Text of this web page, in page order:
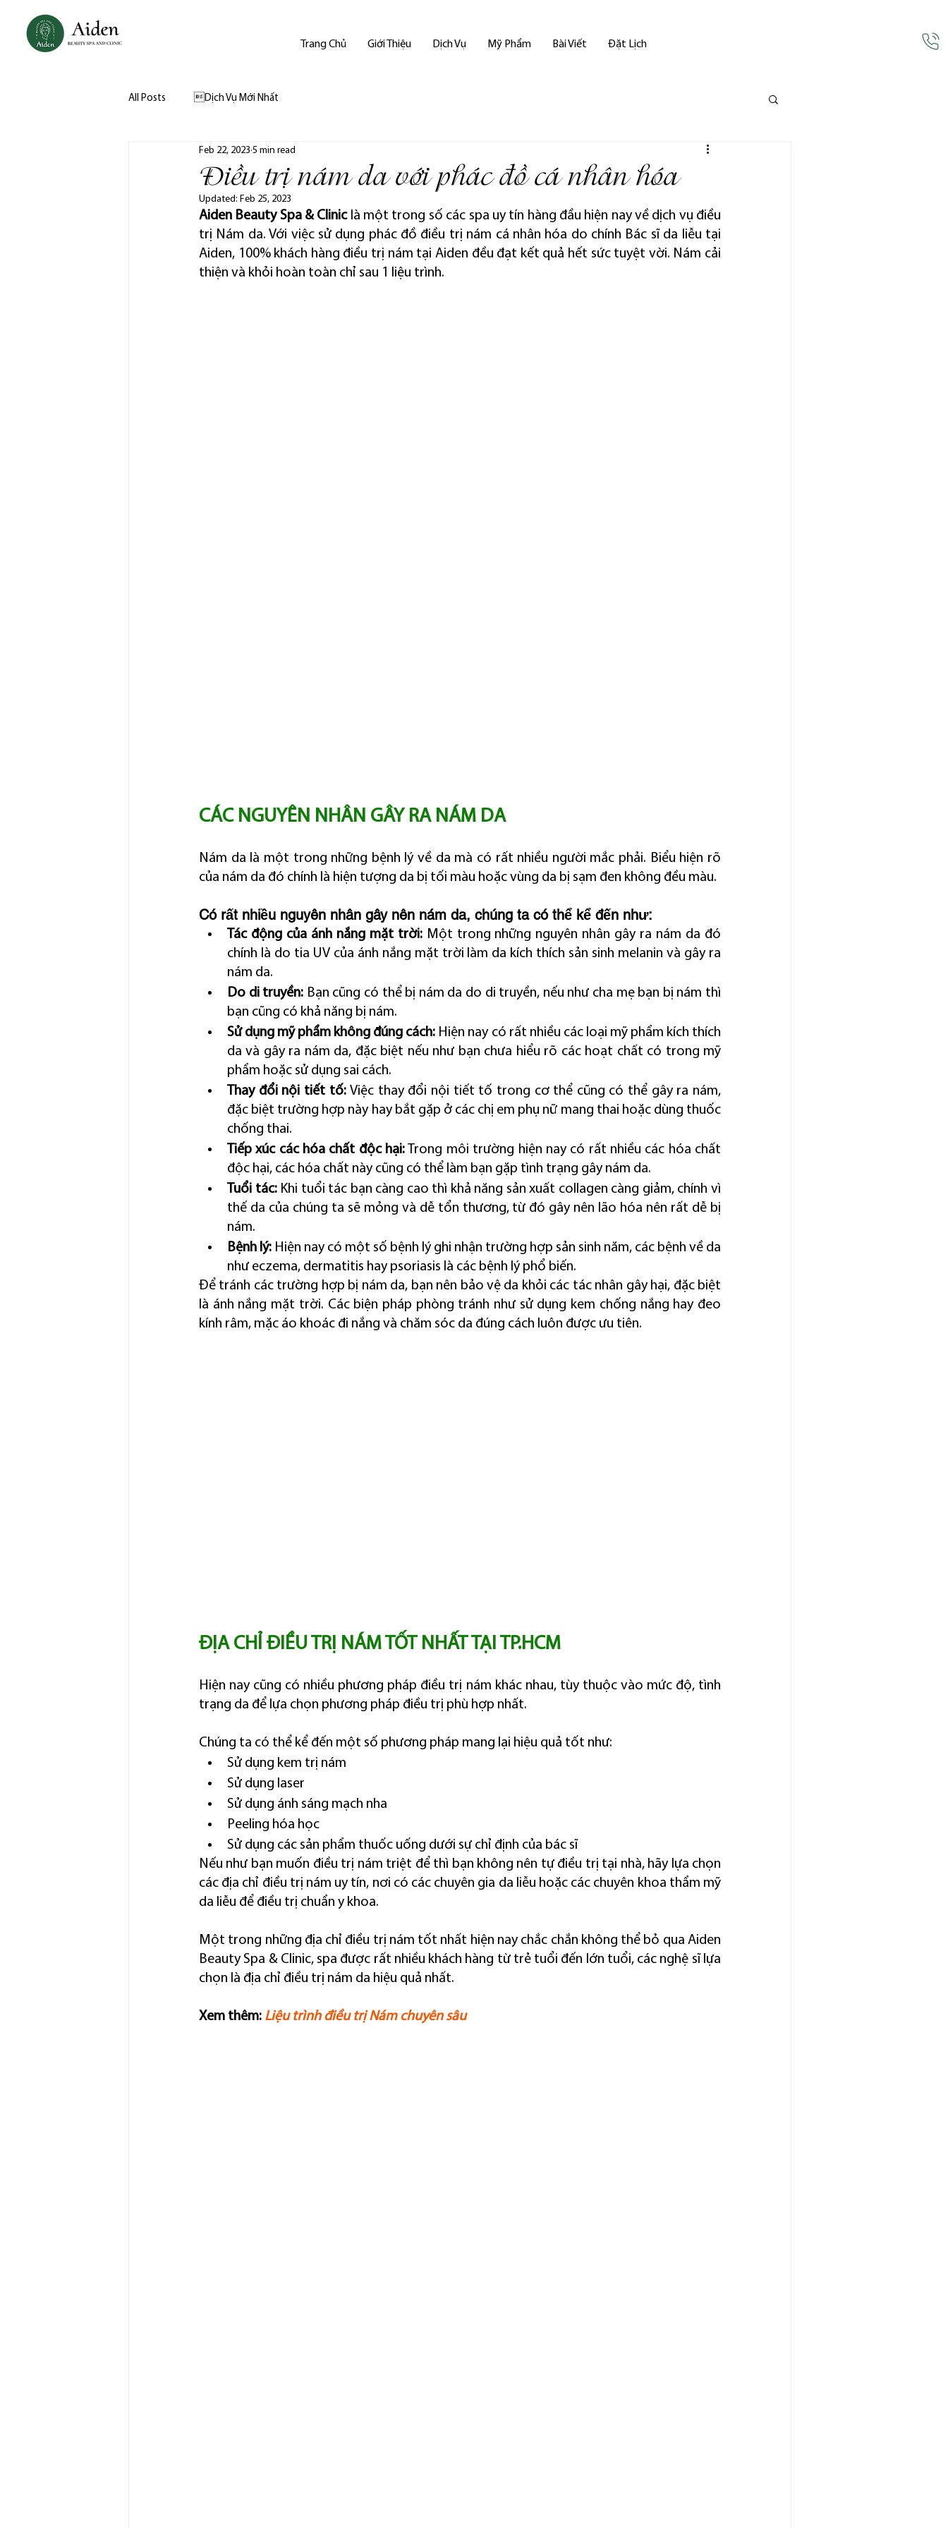
Trang Chủ Giới Thiệu Dịch Vụ Mỹ Phẩm Bài Viết Đặt Lịch
All Posts Dịch Vụ Mới Nhất
Điều trị nám da với phác đồ cá nhân hóa
Feb 22, 2023 5 min read
Updated: Feb 25, 2023
Aiden Beauty Spa & Clinic là một trong số các spa uy tín hàng đầu hiện nay về dịch vụ điều
trị Nám da. Với việc sử dụng phác đồ điều trị nám cá nhân hóa do chính Bác sĩ da liễu tại
Aiden, 100% khách hàng điều trị nám tại Aiden đều đạt kết quả hết sức tuyệt vời. Nám cải
thiện và khỏi hoàn toàn chỉ sau 1 liệu trình.
CÁC NGUYÊN NHÂN GÂY RA NÁM DA
Nám da là một trong những bệnh lý về da mà có rất nhiều người mắc phải. Biểu hiện rõ
của nám da đó chính là hiện tượng da bị tối màu hoặc vùng da bị sạm đen không đều màu.
Có rất nhiều nguyên nhân gây nên nám da, chúng ta có thể kể đến như:
Tác động của ánh nắng mặt trời: Một trong những nguyên nhân gây ra nám da đó
chính là do tia UV của ánh nắng mặt trời làm da kích thích sản sinh melanin và gây ra
nám da.
Do di truyền: Bạn cũng có thể bị nám da do di truyền, nếu như cha mẹ bạn bị nám thì
bạn cũng có khả năng bị nám.
Sử dụng mỹ phẩm không đúng cách: Hiện nay có rất nhiều các loại mỹ phẩm kích thích
da và gây ra nám da, đặc biệt nếu như bạn chưa hiểu rõ các hoạt chất có trong mỹ
phẩm hoặc sử dụng sai cách.
Thay đổi nội tiết tố: Việc thay đổi nội tiết tố trong cơ thể cũng có thể gây ra nám,
đặc biệt trường hợp này hay bắt gặp ở các chị em phụ nữ mang thai hoặc dùng thuốc
chống thai.
Tiếp xúc các hóa chất độc hại: Trong môi trường hiện nay có rất nhiều các hóa chất
độc hại, các hóa chất này cũng có thể làm bạn gặp tình trạng gây nám da.
Tuổi tác: Khi tuổi tác bạn càng cao thì khả năng sản xuất collagen càng giảm, chính vì
thế da của chúng ta sẽ mỏng và dễ tổn thương, từ đó gây nên lão hóa nên rất dễ bị
nám.
Bệnh lý: Hiện nay có một số bệnh lý ghi nhận trường hợp sản sinh năm, các bệnh về da
như eczema, dermatitis hay psoriasis là các bệnh lý phổ biến.
Để tránh các trường hợp bị nám da, bạn nên bảo vệ da khỏi các tác nhân gây hại, đặc biệt
là ánh nắng mặt trời. Các biện pháp phòng tránh như sử dụng kem chống nắng hay đeo
kính râm, mặc áo khoác đi nắng và chăm sóc da đúng cách luôn được ưu tiên.
ĐỊA CHỈ ĐIỀU TRỊ NÁM TỐT NHẤT TẠI TP.HCM
Hiện nay cũng có nhiều phương pháp điều trị nám khác nhau, tùy thuộc vào mức độ, tình
trạng da để lựa chọn phương pháp điều trị phù hợp nhất.
Chúng ta có thể kể đến một số phương pháp mang lại hiệu quả tốt như:
Sử dụng kem trị nám
Sử dụng laser
Sử dụng ánh sáng mạch nha
Peeling hóa học
Sử dụng các sản phẩm thuốc uống dưới sự chỉ định của bác sĩ
Nếu như bạn muốn điều trị nám triệt để thì bạn không nên tự điều trị tại nhà, hãy lựa chọn
các địa chỉ điều trị nám uy tín, nơi có các chuyên gia da liễu hoặc các chuyên khoa thẩm mỹ
da liễu để điều trị chuẩn y khoa.
Một trong những địa chỉ điều trị nám tốt nhất hiện nay chắc chắn không thể bỏ qua Aiden
Beauty Spa & Clinic, spa được rất nhiều khách hàng từ trẻ tuổi đến lớn tuổi, các nghệ sĩ lựa
chọn là địa chỉ điều trị nám da hiệu quả nhất.
Xem thêm: Liệu trình điều trị Nám chuyên sâu